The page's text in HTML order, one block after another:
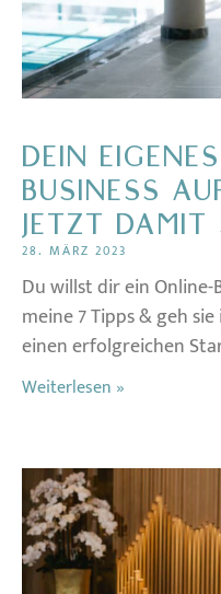
DEIN
BUSINESS
JETZT DAMIT
28. MÄRZ 2023
Du willst dir ein Online-
meine 7 Tipps & geh
einen erfolgreichen
Weiterlesen »